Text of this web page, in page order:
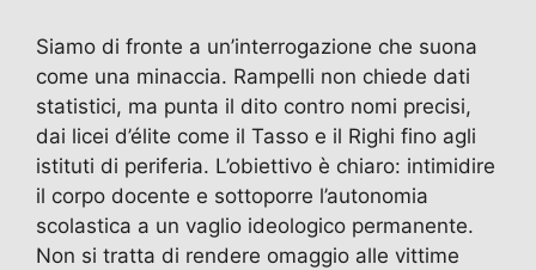
Siamo di fronte a un’interrogazione che suona
come una minaccia. Rampelli non chiede dati
statistici, ma punta il dito contro nomi precisi,
dai licei d’élite come il Tasso e il Righi fino agli
istituti di periferia. L’obiettivo è chiaro: intimidire
il corpo docente e sottoporre l’autonomia
scolastica a un vaglio ideologico permanente.
Non si tratta di rendere omaggio alle vittime